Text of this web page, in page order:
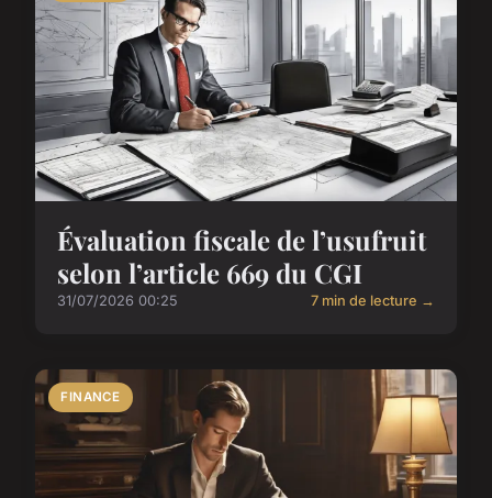
Évaluation fiscale de l’usufruit
selon l’article 669 du CGI
31/07/2026 00:25 7 min de lecture →
FINANCE